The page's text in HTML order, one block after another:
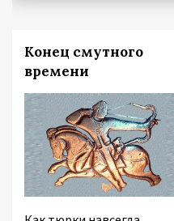
Конец смутного
времени